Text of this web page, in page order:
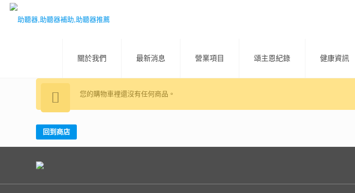
關於我們 最新消息 營業項目 頌主恩紀錄 健康資訊
您的購物車裡還沒有任何商品。
回到商店